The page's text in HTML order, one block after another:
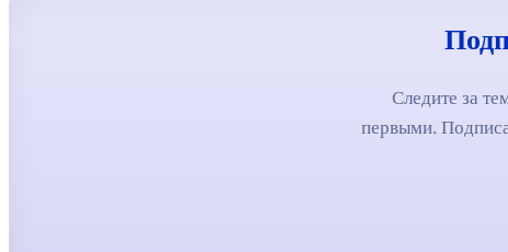
Следите за
первыми.